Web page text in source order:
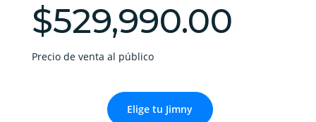
$529,990.00
Precio de venta al público
Elige tu Jimny